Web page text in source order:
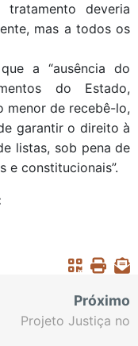
deveria
mas a todos os
a “ausência do
do Estado,
menor de recebê-lo,
garantir o direito à
listas, sob pena de
e constitucionais”.
Próximo
Projeto Justiça no